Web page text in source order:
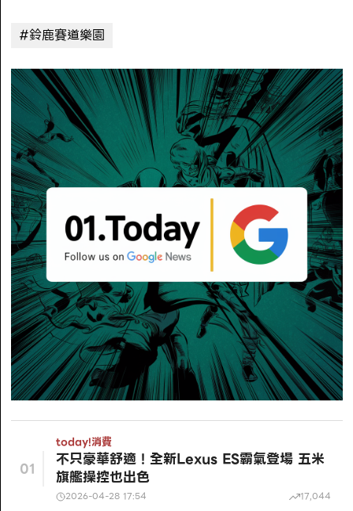
#鈴鹿賽道樂園
01
today!消費
不只豪華舒適！全新Lexus ES霸氣登場 五米
旗艦操控也出色
2026-04-28 17:54 17,044